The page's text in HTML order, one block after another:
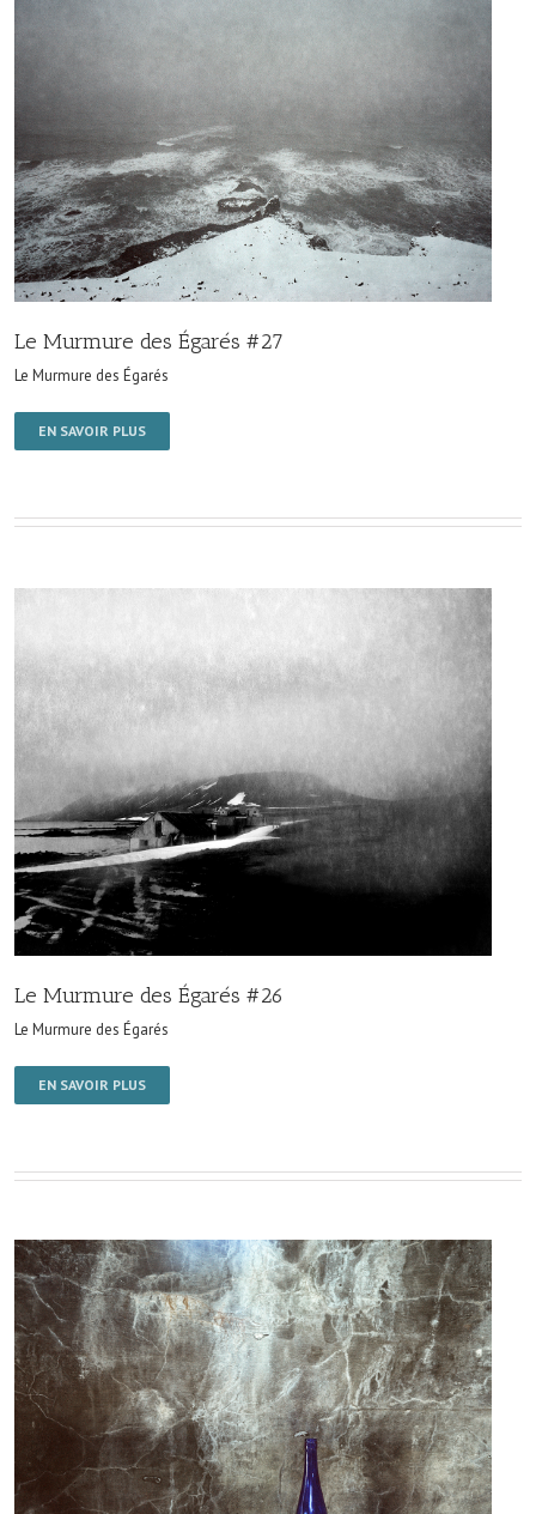
Le Murmure des Égarés #27
Le Murmure des Égarés
EN SAVOIR PLUS
Le Murmure des Égarés #26
Le Murmure des Égarés
EN SAVOIR PLUS